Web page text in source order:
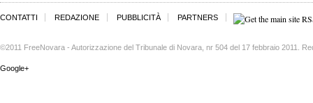
CONTATTI REDAZIONE PUBBLICITÀ PARTNERS
©2011 FreeNovara - Autorizzazione del Tribunale di Novara, nr 504 del 17 febbraio 2011.
Google+